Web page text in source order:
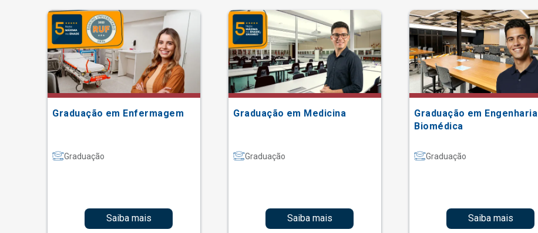
Graduação em Enfermagem
Graduação
Saiba mais
Graduação em Medicina
Graduação
Saiba mais
Graduação em Engenharia
Biomédica
Graduação
Saiba mais